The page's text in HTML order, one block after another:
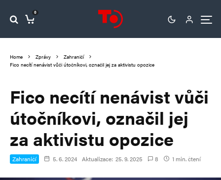
0
Home Zprávy
Zahraničí
Fico necítí nenávist vůči útočníkovi, označil jej za aktivistu opozice
Fico necítí nenávist vůči
útočníkovi, označil jej
za aktivistu opozice
Zahraničí 5. 6. 2024 Aktualizace: 25. 9. 2025 8 1 min. čtení